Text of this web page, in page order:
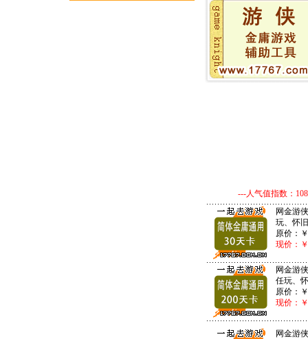
---人气值指数：
网金游
玩、怀
原价：￥
现价：￥
网金游
任玩、
原价：￥
现价：￥
网金游